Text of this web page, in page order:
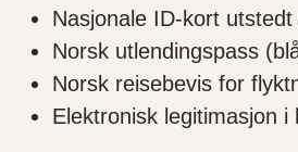
Nasjonale ID-kort
Norsk utlendingspass
Norsk reisebevis for
Elektronisk legitimasjon